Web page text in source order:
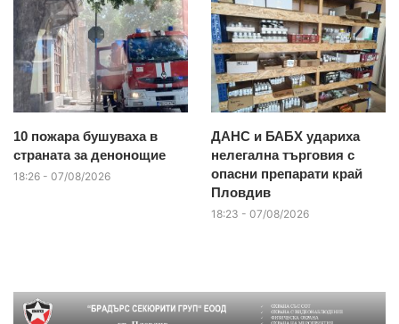
10 пожара бушуваха в
страната за денонощие
18:26 - 07/08/2026
ДАНС и БАБХ удариха
нелегална търговия с
опасни препарати край
Пловдив
18:23 - 07/08/2026